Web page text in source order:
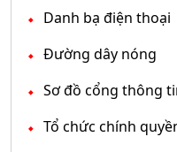
Danh bạ điện thoại
Đường dây nóng
Sơ đồ cổng thông
Tổ chức chính